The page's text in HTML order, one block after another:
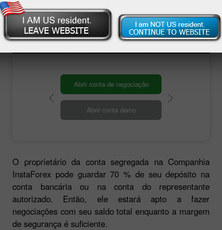
padrão de garantia de segurança dos fundos
de seus clientes estabelecendo as contas
segregadas pelo seguinte princípio:
Abrir conta de negociação
Abrir conta demo
O proprietário da conta segregada na Companhia
InstaForex pode guardar 70 % de seu depósito na
conta bancária ou na conta do representante
autorizado. Então, ele estará apto a fazer
negociações com seu saldo total enquanto a margem
de segurança é suficiente.